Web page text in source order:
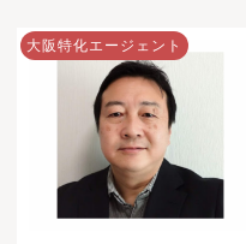
大阪特化エージェント